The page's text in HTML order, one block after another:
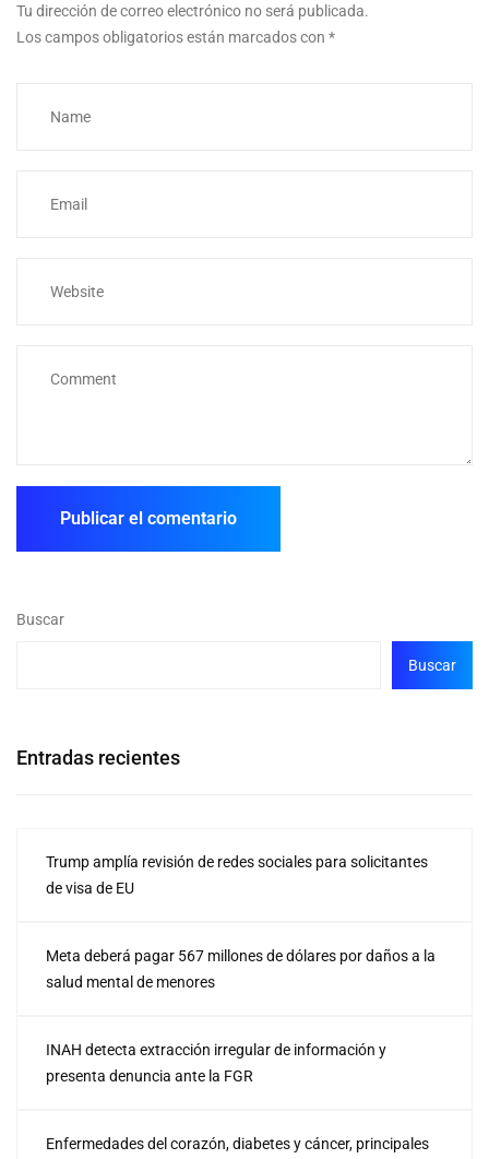
Tu dirección de correo electrónico no será publicada.
Los campos obligatorios están marcados con *
Buscar
Buscar
Entradas recientes
Trump amplía revisión de redes sociales para solicitantes
de visa de EU
Meta deberá pagar 567 millones de dólares por daños a la
salud mental de menores
INAH detecta extracción irregular de información y
presenta denuncia ante la FGR
Enfermedades del corazón, diabetes y cáncer, principales